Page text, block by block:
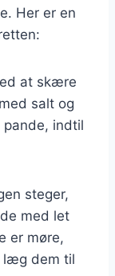
Her er en
at skære
salt og
pande, indtil
steger,
med let
er møre,
læg dem til